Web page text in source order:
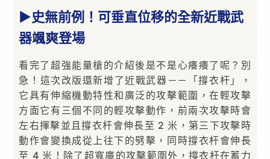
▶史無前例！可垂直位移的全新近戰武
器颯爽登場
看完了超強能量槍的介紹後是不是心癢癢了呢？別
急！這次改版還新增了近戰武器－－「撐衣杆」，
它具有伸縮機動特性和廣泛的攻擊範圍，在輕攻擊
方面它有三個不同的輕攻擊動作，前兩次攻擊時會
左右揮擊並且撐衣杆會伸長至 2 米，第三下攻擊時
動作會變換成從上往下的劈擊，同時撐衣杆會伸長
至 4 米！除了超寬廣的攻擊範圍外，撐衣杆在蓄力